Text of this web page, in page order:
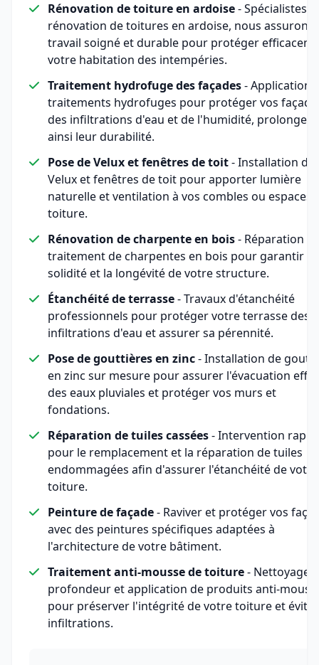
Rénovation de toiture en ardoise- Spécialistes
rénovation de toitures en ardoise, nous assurons
travail soigné et durable pour protéger
votre habitation des intempéries.
Traitement hydrofuge des façades- Application
traitements hydrofuges pour protéger vos
des infiltrations d'eau et de l'humidité,
ainsi leur durabilité.
Pose de Velux et fenêtres de toit- Installation de
Velux et fenêtres de toit pour apporter lumière
naturelle et ventilation à vos combles ou espaces
toiture.
Rénovation de charpente en bois- Réparation et
traitement de charpentes en bois pour garantir la
solidité et la longévité de votre structure.
Étanchéité de terrasse- Travaux d'étanchéité
professionnels pour protéger votre terrasse des
infiltrations d'eau et assurer sa pérennité.
Pose de gouttières en zinc- Installation de
en zinc sur mesure pour assurer l'évacuation
des eaux pluviales et protéger vos murs et
fondations.
Réparation de tuiles cassées- Intervention
pour le remplacement et la réparation de tuiles
endommagées afin d'assurer l'étanchéité de votre
toiture.
Peinture de façade- Raviver et protéger vos
avec des peintures spécifiques adaptées à
l'architecture de votre bâtiment.
Traitement anti-mousse de toiture- Nettoyage
profondeur et application de produits anti-
pour préserver l'intégrité de votre toiture et
infiltrations.